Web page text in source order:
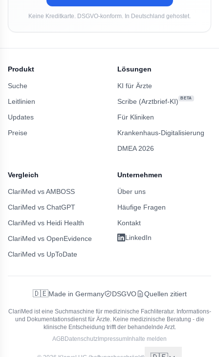
Keine Kreditkarte. DSGVO-konform. In Deutschland gehostet.
Produkt
Suche
Leitlinien
Updates
Preise
Lösungen
KI für Ärzte
Scribe (Arztbrief-KI)
BETA
Für Kliniken
Krankenhaus-Digitalisierung
DMEA 2026
Vergleich
ClariMed vs AMBOSS
ClariMed vs ChatGPT
ClariMed vs Heidi Health
ClariMed vs OpenEvidence
ClariMed vs UpToDate
Unternehmen
Über uns
Häufige Fragen
Kontakt
LinkedIn
🇩🇪Made in Germany DSGVO Quellen zitiert
ClariMed ist eine Suchmaschine für medizinische Fachliteratur. Informations-
und Dokumentationsdienst für Ärzte. Keine medizinische Beratung - die
klinische Entscheidung trifft der behandelnde Arzt.
AGBDatenschutz Impressum Inhalte melden